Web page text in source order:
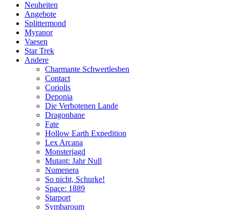
Neuheiten
Angebote
Splittermond
Myranor
Vaesen
Star Trek
Andere
Charmante Schwertlesben
Contact
Coriolis
Deponia
Die Verbotenen Lande
Dragonbane
Fate
Hollow Earth Expedition
Lex Arcana
Monsterjagd
Mutant: Jahr Null
Numenera
So nicht, Schurke!
Space: 1889
Starport
Symbaroum